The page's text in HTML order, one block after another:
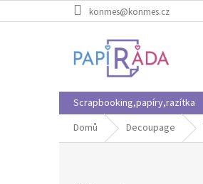
na
konmes@konmes.cz
Scrapbooking,papíry,razítka
Domů
Decoupage